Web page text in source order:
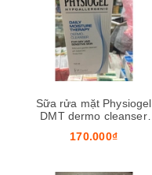
Sữa rửa mặt Physiogel
DMT dermo cleanser
170.000₫